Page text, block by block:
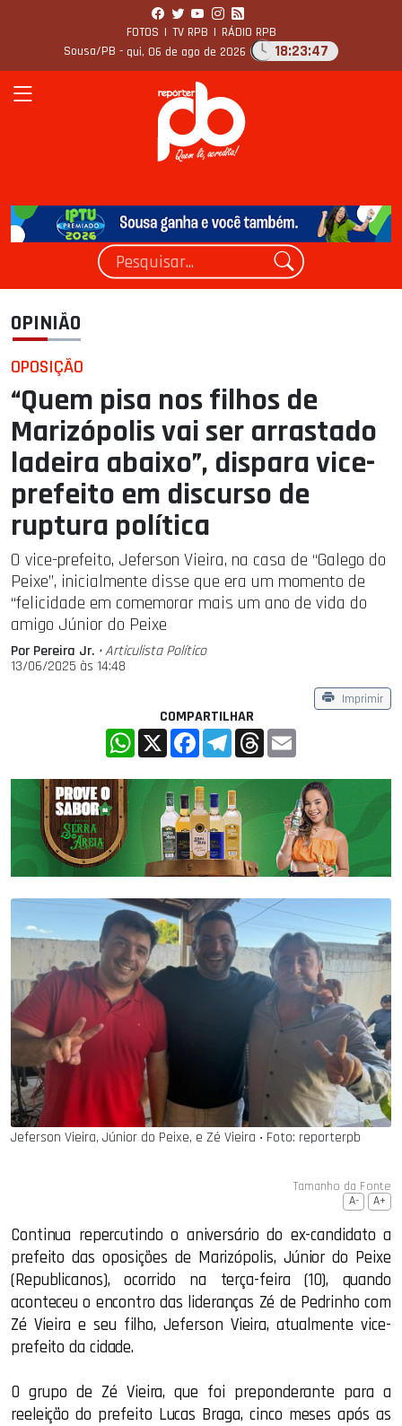
FOTOS | TV RPB | RÁDIO RPB
Sousa/PB - qui, 06 de ago de 2026 18:23:49
OPINIÃO
OPOSIÇÃO
“Quem pisa nos filhos de
Marizópolis vai ser arrastado
ladeira abaixo”, dispara vice-
prefeito em discurso de
ruptura política
O vice-prefeito, Jeferson Vieira, na casa de “Galego do
Peixe”, inicialmente disse que era um momento de
“felicidade em comemorar mais um ano de vida do
amigo Júnior do Peixe
Por Pereira Jr. • Articulista Polí­tico
13/06/2025 às 14:48
Imprimir
COMPARTILHAR
WhatsApp
X FacebookTelegramThreads
Jeferson Vieira, Júnior do Peixe, e Zé Vieira ‧ Foto: reporterpb
Tamanho da Fonte
A- A+
Continua repercutindo o aniversário do ex-candidato a
prefeito das oposições de Marizópolis, Júnior do Peixe
(Republicanos), ocorrido na terça-feira (10), quando
aconteceu o encontro das lideranças Zé de Pedrinho com
Zé Vieira e seu filho, Jeferson Vieira, atualmente vice-
prefeito da cidade.
O grupo de Zé Vieira, que foi preponderante para a
reeleição do prefeito Lucas Braga, cinco meses após as